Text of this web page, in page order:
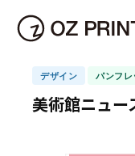
Oz Pioneer
Oz Perfect
Oz Pace
Oz Plan
Promise
Protect
Oz
Person
Oz
Purpose
Oz
Propagate
Oz Pioneer
Present
Perfect
HOME>OZ Project>
デザイン パンフレ
美術館ニュー